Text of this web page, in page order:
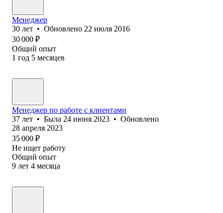
Менеджер
30 лет • Обновлено 22 июля 2016
30 000 ₽
Общий опыт
1 год 5 месяцев
Менеджер по работе с клиентами
37 лет • Была 24 июня 2023 • Обновлено
28 апреля 2023
35 000 ₽
Не ищет работу
Общий опыт
9 лет 4 месяца